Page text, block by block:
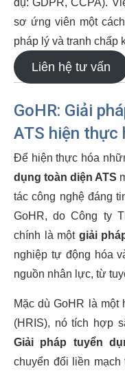
dụ: GDPR, CCPA).
sơ ứng viên một
pháp lý và tranh chấp
Liên hệ tư vấn
GoHR: Giải
ATS hiện thực
Để hiện thực hóa
dụng toàn diện ATS
tác công nghệ đáng
GoHR, do Công ty
chính là một giải
nghiệp tự động hóa
nguồn nhân lực, từ
Mặc dù GoHR là một
(HRIS), nó tích hợp
Giải pháp tuyển
chuyển đổi liền